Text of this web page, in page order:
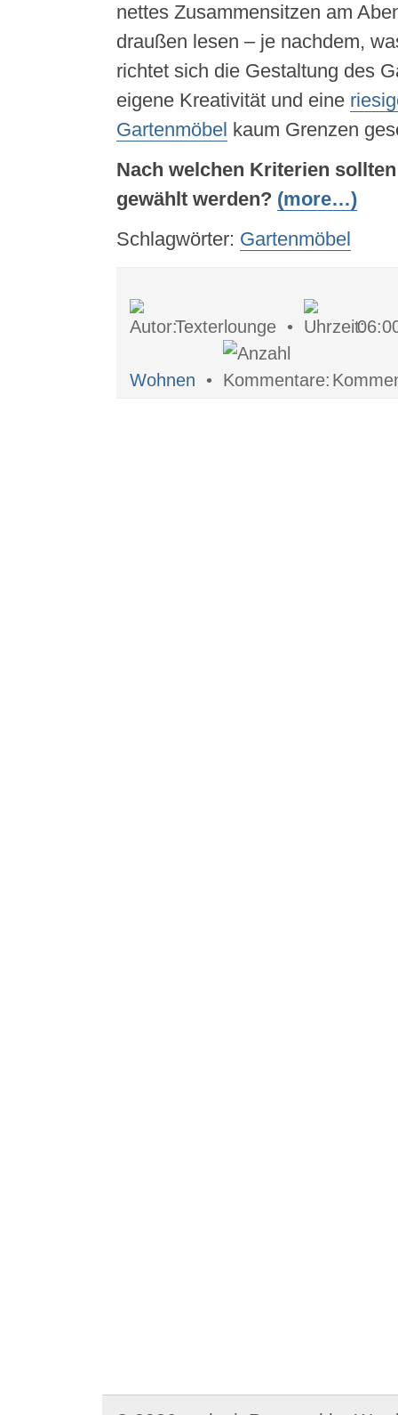
nettes Zusammensitzen am
draußen lesen – je nachdem,
richtet sich die Gestaltung des
eigene Kreativität und eine
Gartenmöbel kaum Grenzen
Nach welchen Kriterien
gewählt werden? (more…)
Schlagwörter: Gartenmöbel
Texterlounge •
Wohnen •